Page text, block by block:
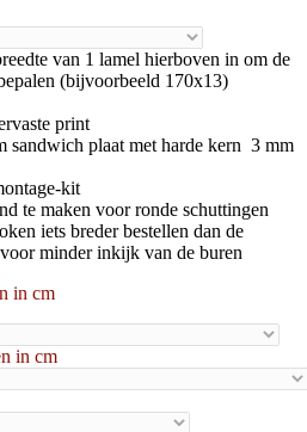
van 1 lamel hierboven in om de
(bijvoorbeeld 170x13)
print
sandwich plaat met harde kern 3 mm
kit
te maken voor ronde schuttingen
iets breder bestellen dan de
minder inkijk van de buren
in cm
in cm